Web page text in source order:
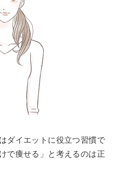
ダイエットに役立つ習慣で
で痩せる」と考えるのは正